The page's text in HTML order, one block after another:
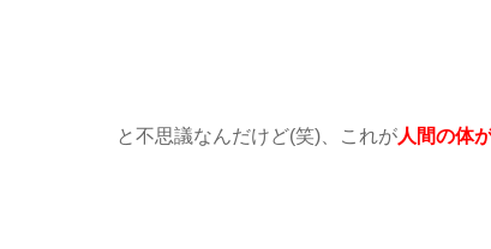
と不思議なんだけど(笑)、これが人間の体